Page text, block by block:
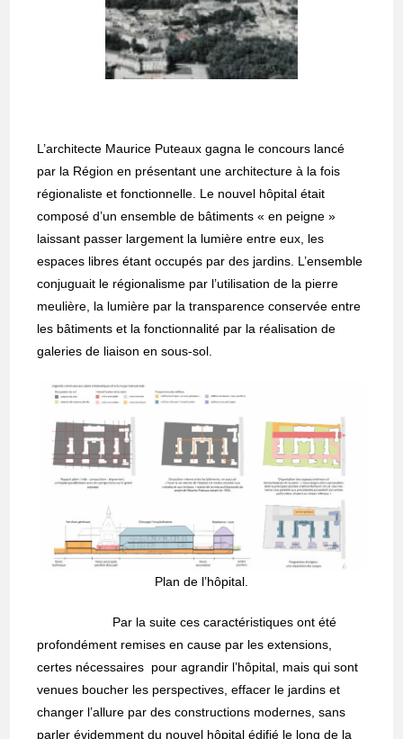
L’architecte Maurice Puteaux gagna le concours lancé
par la Région en présentant une architecture à la fois
régionaliste et fonctionnelle. Le nouvel hôpital était
composé d’un ensemble de bâtiments « en peigne »
laissant passer largement la lumière entre eux, les
espaces libres étant occupés par des jardins. L’ensemble
conjuguait le régionalisme par l’utilisation de la pierre
meulière, la lumière par la transparence conservée entre
les bâtiments et la fonctionnalité par la réalisation de
galeries de liaison en sous-sol.
Plan de l’hôpital.
Par la suite ces caractéristiques ont été
profondément remises en cause par les extensions,
certes nécessaires pour agrandir l’hôpital, mais qui sont
venues boucher les perspectives, effacer le jardins et
changer l’allure par des constructions modernes, sans
parler évidemment du nouvel hôpital édifié le long de la